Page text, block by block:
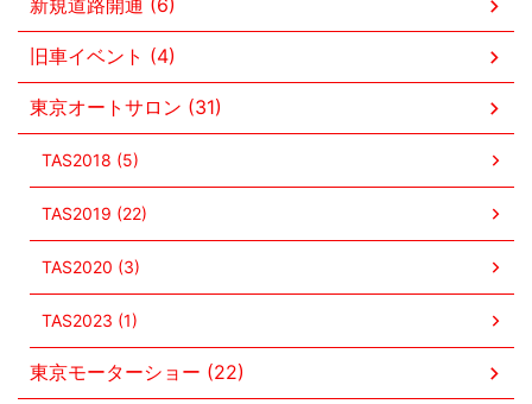
新規道路開通 (6)
旧車イベント (4)
東京オートサロン (31)
TAS2018 (5)
TAS2019 (22)
TAS2020 (3)
TAS2023 (1)
東京モーターショー (22)